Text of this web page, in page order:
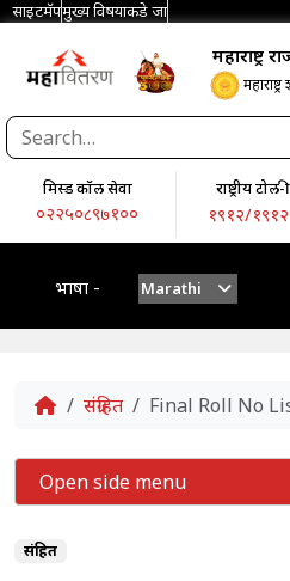
साइटमॅपमुख्य विषयाकडे जा
महाराष्ट्र
मिस्ड कॉल सेवा
०२२५०८९७१००
राष्ट्रीय टोल-फ्री
१९१२/
भाषा - Marathi
Home
संग्रहित Final Roll No
संग्रहित
Open side menu